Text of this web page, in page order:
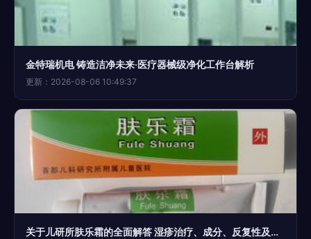
金特瑞机电 铸造洁净未来·医疗器械级净化工作台解析
更新：2026-08-06 10:49:37
关于儿研所肤乐霜的全面解答 湿疹治疗、成分、反复性及购买指南